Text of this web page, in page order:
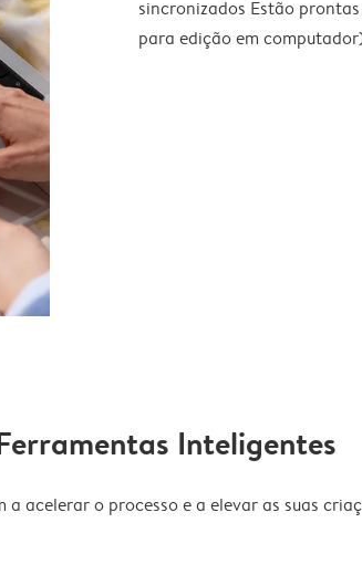
sincronizados Estão
para edição em
Inteligentes
acelerar o processo e a elevar as suas